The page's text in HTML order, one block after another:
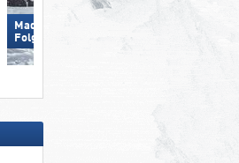
Madonna di Campiglio/​Pinzolo/​
Folgàrida/​Marilleva